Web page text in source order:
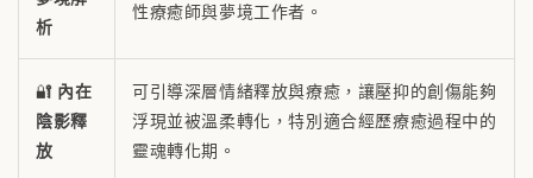
析
性療癒師與夢境工作者。
🔐 內在
陰影釋
放
可引導深層情緒釋放與療癒，讓壓抑的創傷能夠
浮現並被溫柔轉化，特別適合經歷療癒過程中的
靈魂轉化期。